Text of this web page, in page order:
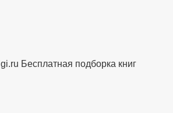
Бесплатная подборка книг